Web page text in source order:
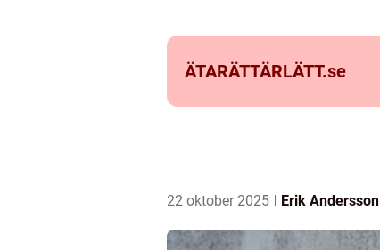
ÄTARÄTTÄRLÄTT.se
22 oktober 2025 Erik Andersson